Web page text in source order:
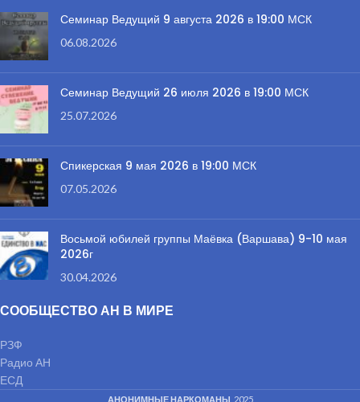
Семинар Ведущий 9 августа 2026 в 19:00 МСК
06.08.2026
Семинар Ведущий 26 июля 2026 в 19:00 МСК
25.07.2026
Спикерская 9 мая 2026 в 19:00 МСК
07.05.2026
Восьмой юбилей группы Маёвка (Варшава) 9-10 мая
2026г
30.04.2026
СООБЩЕСТВО АН В МИРЕ
РЗФ
Радио АН
ЕСД
АНОНИМНЫЕ НАРКОМАНЫ 2025